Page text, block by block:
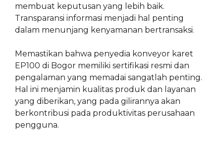
membuat keputusan yang lebih baik.
Transparansi informasi menjadi hal penting
dalam menunjang kenyamanan bertransaksi.
Memastikan bahwa penyedia konveyor karet
EP100 di Bogor memiliki sertifikasi resmi dan
pengalaman yang memadai sangatlah penting.
Hal ini menjamin kualitas produk dan layanan
yang diberikan, yang pada gilirannya akan
berkontribusi pada produktivitas perusahaan
pengguna.